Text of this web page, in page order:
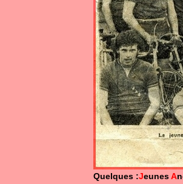
Quelques :Jeunes A